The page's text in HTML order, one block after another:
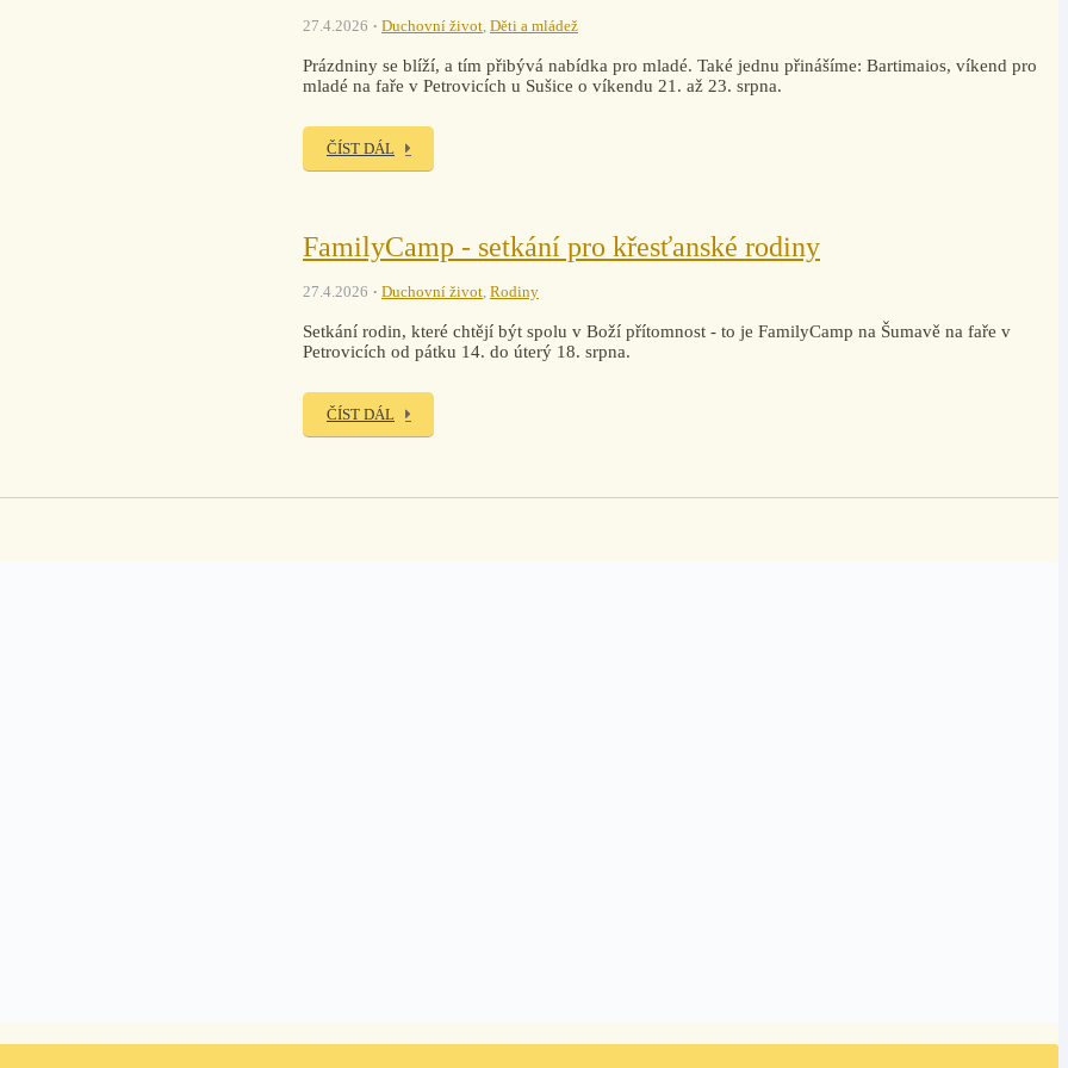
27.4.2026 Duchovní život, Děti a mládež
Prázdniny se blíží, a tím přibývá nabídka pro mladé. Také jednu přinášíme: Bartimaios, víkend pro
mladé na faře v Petrovicích u Sušice o víkendu 21. až 23. srpna.
ČÍST DÁL
FamilyCamp - setkání pro křesťanské rodiny
27.4.2026 Duchovní život, Rodiny
Setkání rodin, které chtějí být spolu v Boží přítomnost - to je FamilyCamp na Šumavě na faře v
Petrovicích od pátku 14. do úterý 18. srpna.
ČÍST DÁL